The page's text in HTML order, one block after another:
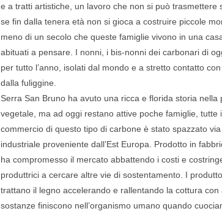
e a tratti artistiche, un lavoro che non si può trasmettere
se fin dalla tenera età non si gioca a costruire piccole
meno di un secolo che queste famiglie vivono in una
abituati a pensare. I nonni, i bis-nonni dei carbonari di
per tutto l’anno, isolati dal mondo e a stretto contatto
dalla fuliggine.
Serra San Bruno ha avuto una ricca e florida storia nella
vegetale, ma ad oggi restano attive poche famiglie, tutte
commercio di questo tipo di carbone è stato spazzato
industriale proveniente dall’Est Europa. Prodotto in
ha compromesso il mercato abbattendo i costi e
produttrici a cercare altre vie di sostentamento. I
trattano il legno accelerando e rallentando la cottura con
sostanze finiscono nell’organismo umano quando